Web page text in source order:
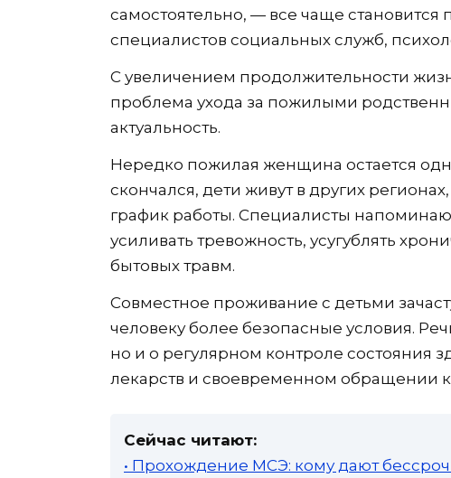
самостоятельно, — все чаще
специалистов социальных служб,
С увеличением продолжительности
проблема ухода за пожилыми
актуальность.
Нередко пожилая женщина остается
скончался, дети живут в других
график работы. Специалисты
усиливать тревожность, усугублять
бытовых травм.
Совместное проживание с детьми
человеку более безопасные условия.
но и о регулярном контроле
лекарств и своевременном обращении
Сейчас читают:
• Прохождение МСЭ: кому дают